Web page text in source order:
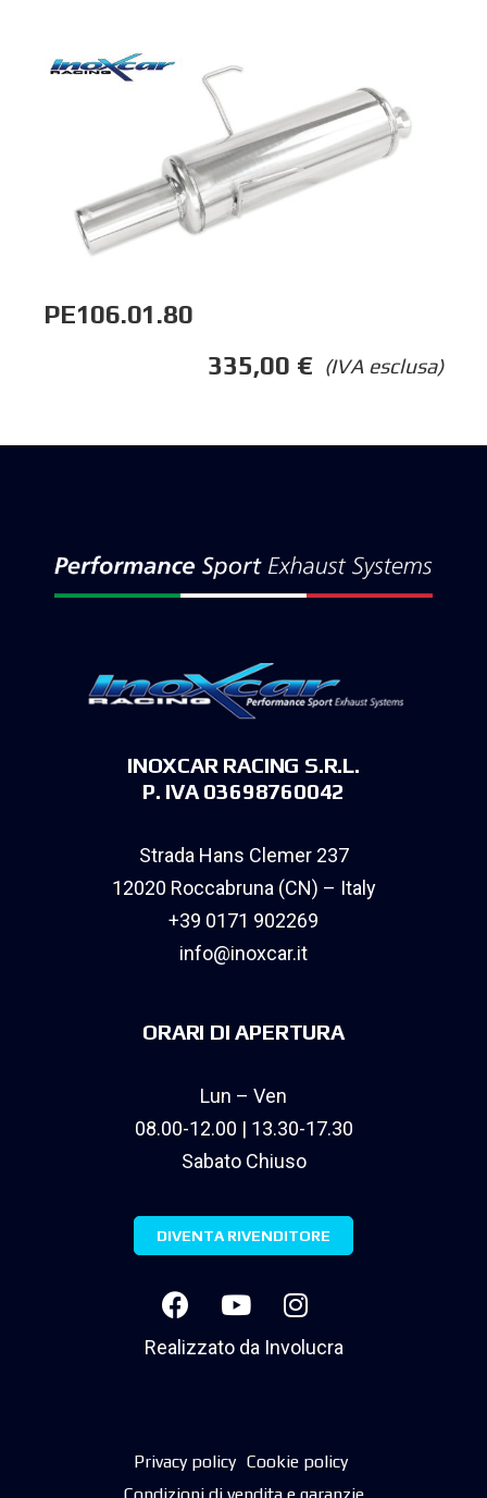
PE106.01.80
(IVA esclusa)
335,00 €
INOXCAR RACING S.R.L.
P. IVA 03698760042
Strada Hans Clemer 237
12020 Roccabruna (CN) – Italy
+39 0171 902269
info@inoxcar.it
ORARI DI APERTURA
Lun – Ven
08.00-12.00 | 13.30-17.30
Sabato Chiuso
DIVENTA RIVENDITORE
Realizzato da Involucra
Privacy policy Cookie policy